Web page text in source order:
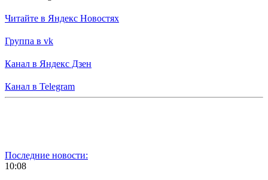
Читайте в Яндекс Новостях
Группа в vk
Канал в Яндекс Дзен
Канал в Telegram
Последние новости:
10:08